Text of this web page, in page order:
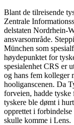
Blant de tilreisende
Zentrale
delstaten Nordrhein-
ansvarsområde.
München som
høydepunktet for
spesialenhet CRS er
og hans fem kolleger
hooliganscenen. Da
forveien, hadde
tyskere ble dømt i
opprettet i
skulle komme i Lens.